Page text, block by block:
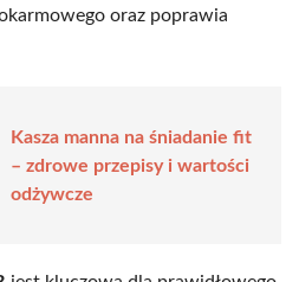
oraz poprawia
Kasza manna na śniadanie fit
– zdrowe przepisy i wartości
odżywcze